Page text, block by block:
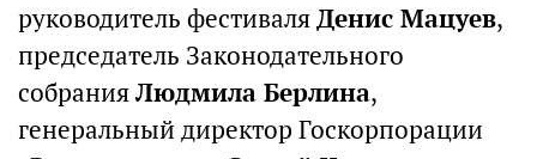
руководитель фестиваляДенис Мацуев,
председатель Законодательного
собранияЛюдмила Берлина,
генеральный директор Госкорпорации